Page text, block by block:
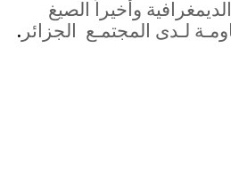
وأخيراً الصيغ
لـدى المجتمـع الجزائر .